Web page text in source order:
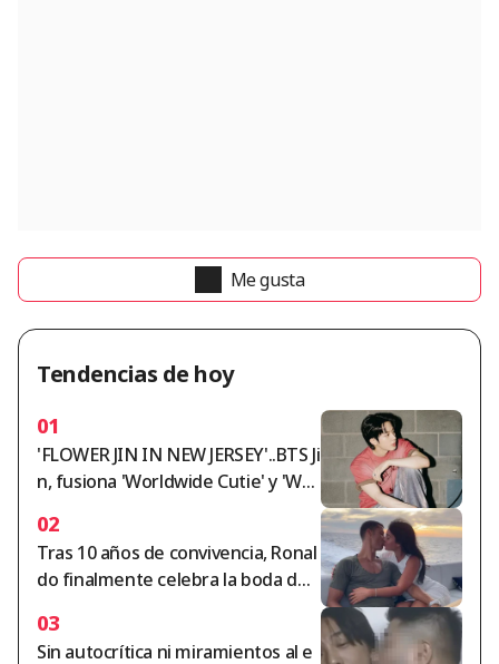
Me gusta
Tendencias de hoy
01
'FLOWER JIN IN NEW JERSEY'..BTS Ji
n, fusiona 'Worldwide Cutie' y 'Wor
o fantástico
02
Tras 10 años de convivencia, Ronal
do finalmente celebra la boda del
5.700 millones de wones: «La vend
03
Sin autocrítica ni miramientos al e